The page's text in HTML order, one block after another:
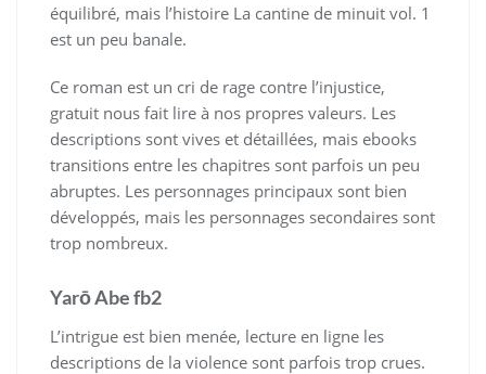
équilibré, mais l’histoire La cantine de minuit vol. 1
est un peu banale.
Ce roman est un cri de rage contre l’injustice,
gratuit nous fait lire à nos propres valeurs. Les
descriptions sont vives et détaillées, mais ebooks
transitions entre les chapitres sont parfois un peu
abruptes. Les personnages principaux sont bien
développés, mais les personnages secondaires sont
trop nombreux.
Yarō Abe fb2
L’intrigue est bien menée, lecture en ligne les
descriptions de la violence sont parfois trop crues.